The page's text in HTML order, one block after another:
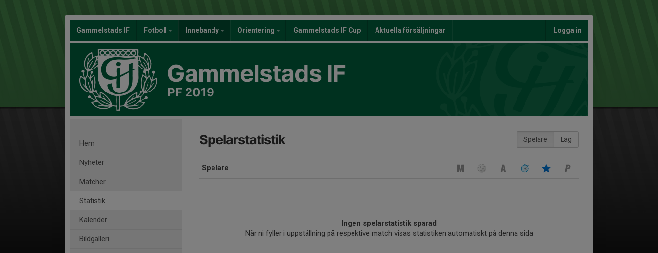
Gammelstads IF Fotboll Innebandy Orientering Gammelstads IF Cup Aktuella försäljningar Logga in
Gammelstads IF
PF 2019
Hem
Nyheter
Matcher
Statistik
Kalender
Bildgalleri
Spelare Lag
Spelarstatistik
Spelare
Ingen spelarstatistik sparad
När ni fyller i uppställning på respektive match visas statistiken automatiskt på denna sida